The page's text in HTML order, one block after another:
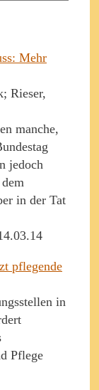
Mehr
Rieser,
manche,
jedoch
in der Tat
pflegende
in
Pflege